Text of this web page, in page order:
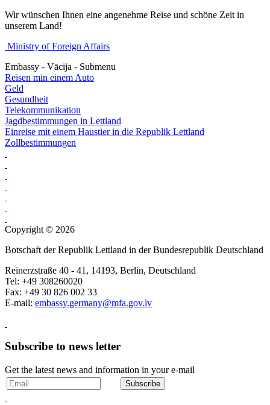
Wir wünschen Ihnen eine angenehme Reise und schöne Zeit in
unserem Land!
Ministry of Foreign Affairs
Embassy - Vācija - Submenu
Reisen min einem Auto
Geld
Gesundheit
Telekommunikation
Jagdbestimmungen in Lettland
Einreise mit einem Haustier in die Republik Lettland
Zollbestimmungen
Copyright © 2026
Botschaft der Republik Lettland in der Bundesrepublik Deutschland
Reinerzstraße 40 - 41, 14193, Berlin, Deutschland
Tel: +49 308260020
Fax: +49 30 826 002 33
E-mail: embassy.germany@mfa.gov.lv
Subscribe to news letter
Get the latest news and information in your e-mail